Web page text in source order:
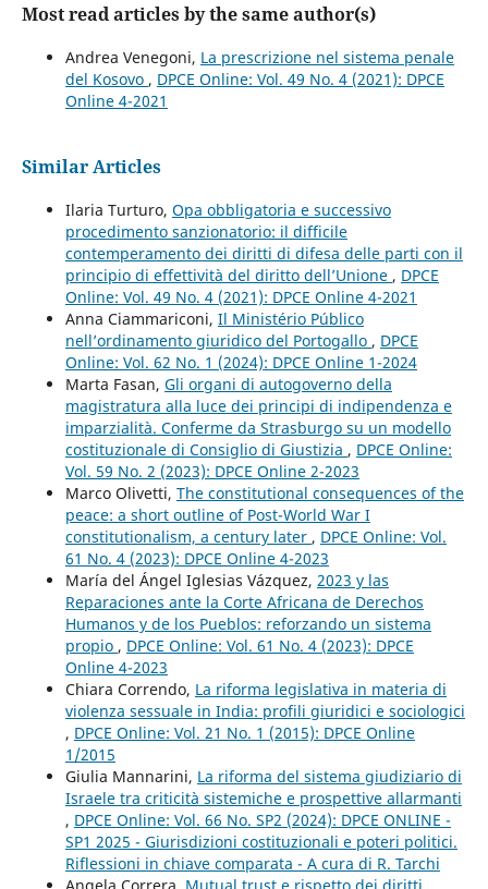
Most read articles by the same author(s)
Andrea Venegoni, La prescrizione nel sistema penale
del Kosovo , DPCE Online: Vol. 49 No. 4 (2021): DPCE
Online 4-2021
Similar Articles
Ilaria Turturo, Opa obbligatoria e successivo
procedimento sanzionatorio: il difficile
contemperamento dei diritti di difesa delle parti con il
principio di effettività del diritto dell’Unione , DPCE
Online: Vol. 49 No. 4 (2021): DPCE Online 4-2021
Anna Ciammariconi, Il Ministério Público
nell’ordinamento giuridico del Portogallo , DPCE
Online: Vol. 62 No. 1 (2024): DPCE Online 1-2024
Marta Fasan, Gli organi di autogoverno della
magistratura alla luce dei principi di indipendenza e
imparzialità. Conferme da Strasburgo su un modello
costituzionale di Consiglio di Giustizia , DPCE Online:
Vol. 59 No. 2 (2023): DPCE Online 2-2023
Marco Olivetti, The constitutional consequences of the
peace: a short outline of Post-World War I
constitutionalism, a century later , DPCE Online: Vol.
61 No. 4 (2023): DPCE Online 4-2023
María del Ángel Iglesias Vázquez, 2023 y las
Reparaciones ante la Corte Africana de Derechos
Humanos y de los Pueblos: reforzando un sistema
propio , DPCE Online: Vol. 61 No. 4 (2023): DPCE
Online 4-2023
Chiara Correndo, La riforma legislativa in materia di
violenza sessuale in India: profili giuridici e sociologici
, DPCE Online: Vol. 21 No. 1 (2015): DPCE Online
1/2015
Giulia Mannarini, La riforma del sistema giudiziario di
Israele tra criticità sistemiche e prospettive allarmanti
, DPCE Online: Vol. 66 No. SP2 (2024): DPCE ONLINE -
SP1 2025 - Giurisdizioni costituzionali e poteri politici.
Riflessioni in chiave comparata - A cura di R. Tarchi